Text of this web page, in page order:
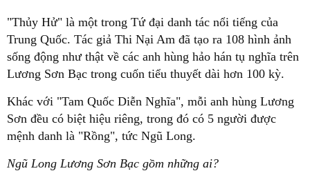
"Thủy Hử" là một trong Tứ đại danh tác nổi tiếng của
Trung Quốc. Tác giả Thi Nại Am đã tạo ra 108 hình ảnh
sống động như thật về các anh hùng hảo hán tụ nghĩa trên
Lương Sơn Bạc trong cuốn tiểu thuyết dài hơn 100 kỳ.
Khác với "Tam Quốc Diễn Nghĩa", mỗi anh hùng Lương
Sơn đều có biệt hiệu riêng, trong đó có 5 người được
mệnh danh là "Rồng", tức Ngũ Long.
Ngũ Long Lương Sơn Bạc gồm những ai?